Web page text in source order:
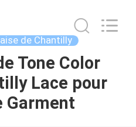
de Chantilly
Tone Color
Lace pour
Garment